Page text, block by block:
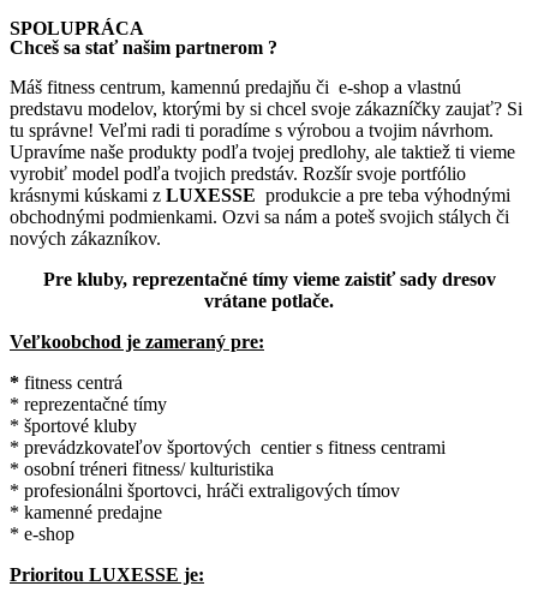
SPOLUPRÁCA
Chceš sa stať našim partnerom ?
Máš fitness centrum, kamennú predajňu či e-shop a vlastnú
predstavu modelov, ktorými by si chcel svoje zákazníčky zaujať? Si
tu správne! Veľmi radi ti poradíme s výrobou a tvojim návrhom.
Upravíme naše produkty podľa tvojej predlohy, ale taktiež ti vieme
vyrobiť model podľa tvojich predstáv. Rozšír svoje portfólio
krásnymi kúskami z LUXESSE produkcie a pre teba výhodnými
obchodnými podmienkami. Ozvi sa nám a poteš svojich stálych či
nových zákazníkov.
Pre kluby, reprezentačné tímy vieme zaistiť sady dresov
vrátane potlače.
Veľkoobchod je zameraný pre:
* fitness centrá
* reprezentačné tímy
* športové kluby
* prevádzkovateľov športových centier s fitness centrami
* osobní tréneri fitness/ kulturistika
* profesionálni športovci, hráči extraligových tímov
* kamenné predajne
* e-shop
Prioritou LUXESSE je: